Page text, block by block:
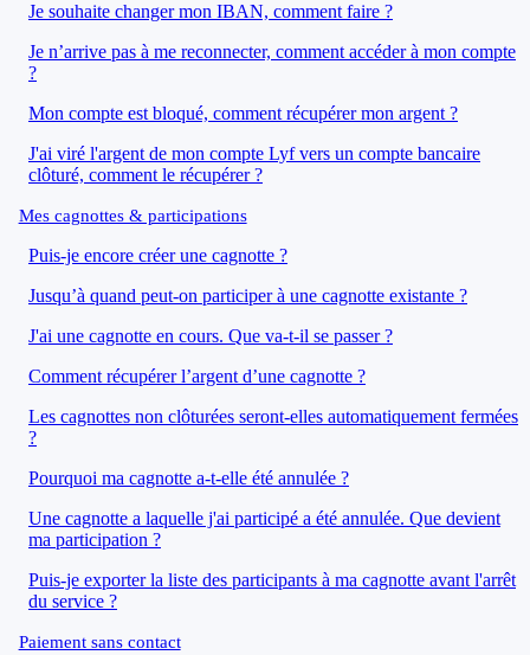
Je souhaite changer mon IBAN, comment faire ?
Je n’arrive pas à me reconnecter, comment accéder à mon compte
?
Mon compte est bloqué, comment récupérer mon argent ?
J'ai viré l'argent de mon compte Lyf vers un compte bancaire
clôturé, comment le récupérer ?
Mes cagnottes & participations
Puis-je encore créer une cagnotte ?
Jusqu’à quand peut-on participer à une cagnotte existante ?
J'ai une cagnotte en cours. Que va-t-il se passer ?
Comment récupérer l’argent d’une cagnotte ?
Les cagnottes non clôturées seront-elles automatiquement fermées
?
Pourquoi ma cagnotte a-t-elle été annulée ?
Une cagnotte a laquelle j'ai participé a été annulée. Que devient
ma participation ?
Puis-je exporter la liste des participants à ma cagnotte avant l'arrêt
du service ?
Paiement sans contact